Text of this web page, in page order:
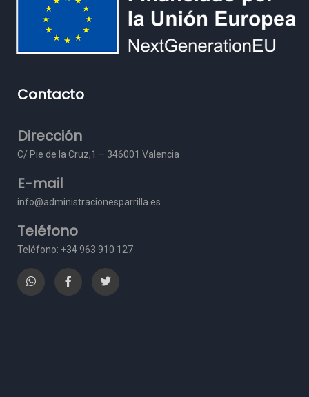
Contacto
Dirección
C/ Pie de la Cruz,1 – 346001 Valencia
E-mail
info@administracionesparrilla.es
Teléfono
Teléfono: +34 963 910 127